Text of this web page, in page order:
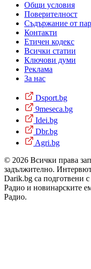
Общи условия
Поверителност
Съдържание от
Контакти
Етичен кодекс
Всички статии
Ключови думи
Реклама
За нас
Dsport.bg
9meseca.bg
Idei.bg
Dbr.bg
Agri.bg
© 2026 Всички права
задължително.
Darik.bg са подготвени
Радио и новинарските
Радио.